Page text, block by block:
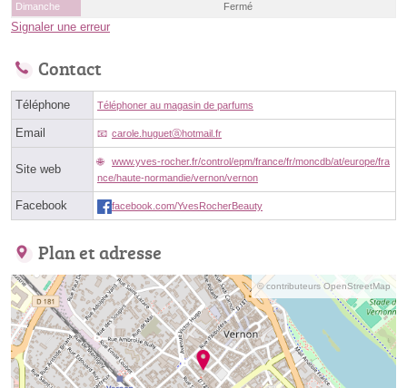
Dimanche
Fermé
Signaler une erreur
Contact
Téléphone Téléphoner au magasin de parfums
Email carole.huguetⓐhotmail.fr
Site web
www.yves-rocher.fr/control/epm/france/fr/moncdb/at/europe/fra
nce/haute-normandie/vernon/vernon
Facebook facebook.com/YvesRocherBeauty
Plan et adresse
© contributeurs OpenStreetMap